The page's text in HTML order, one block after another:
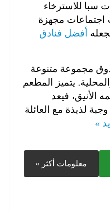
سبا للاسترخاء
اجتماعات مجهزة
أفضل فنادق
مجموعة متنوعة
يتميز المطعم
الأنيق، فيعد
وجبة لذيذة مع العائلة
»
معلومات أكثر »